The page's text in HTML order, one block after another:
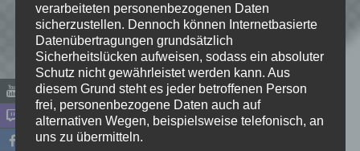
verarbeiteten personenbezogenen Daten
sicherzustellen. Dennoch können Internetbasierte
Datenübertragungen grundsätzlich
Sicherheitslücken aufweisen, sodass ein absoluter
Schutz nicht gewährleistet werden kann. Aus
diesem Grund steht es jeder betroffenen Person
frei, personenbezogene Daten auch auf
alternativen Wegen, beispielsweise telefonisch, an
uns zu übermitteln.